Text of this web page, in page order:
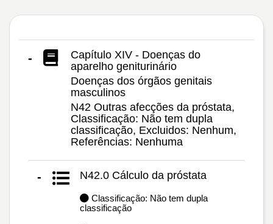
-
Capítulo XIV - Doenças do
aparelho geniturinário
Doenças dos órgãos genitais
masculinos
N42 Outras afecções da próstata,
Classificação: Não tem dupla
classificação, Excluidos: Nenhum,
Referências: Nenhuma
- N42.0 Cálculo da próstata
Classificação: Não tem dupla
classificação